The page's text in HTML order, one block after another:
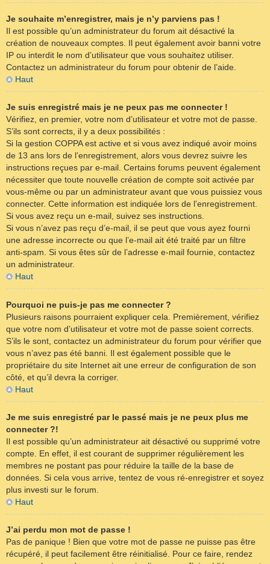
Je souhaite m’enregistrer, mais je n’y parviens pas !
Il est possible qu’un administrateur du forum ait désactivé la
création de nouveaux comptes. Il peut également avoir banni votre
IP ou interdit le nom d’utilisateur que vous souhaitez utiliser.
Contactez un administrateur du forum pour obtenir de l’aide.
Haut
Je suis enregistré mais je ne peux pas me connecter !
Vérifiez, en premier, votre nom d’utilisateur et votre mot de passe.
S’ils sont corrects, il y a deux possibilités :
Si la gestion COPPA est active et si vous avez indiqué avoir moins
de 13 ans lors de l’enregistrement, alors vous devrez suivre les
instructions reçues par e-mail. Certains forums peuvent également
nécessiter que toute nouvelle création de compte soit activée par
vous-même ou par un administrateur avant que vous puissiez vous
connecter. Cette information est indiquée lors de l’enregistrement.
Si vous avez reçu un e-mail, suivez ses instructions.
Si vous n’avez pas reçu d’e-mail, il se peut que vous ayez fourni
une adresse incorrecte ou que l’e-mail ait été traité par un filtre
anti-spam. Si vous êtes sûr de l’adresse e-mail fournie, contactez
un administrateur.
Haut
Pourquoi ne puis-je pas me connecter ?
Plusieurs raisons pourraient expliquer cela. Premièrement, vérifiez
que votre nom d’utilisateur et votre mot de passe soient corrects.
S’ils le sont, contactez un administrateur du forum pour vérifier que
vous n’avez pas été banni. Il est également possible que le
propriétaire du site Internet ait une erreur de configuration de son
côté, et qu’il devra la corriger.
Haut
Je me suis enregistré par le passé mais je ne peux plus me
connecter ?!
Il est possible qu’un administrateur ait désactivé ou supprimé votre
compte. En effet, il est courant de supprimer régulièrement les
membres ne postant pas pour réduire la taille de la base de
données. Si cela vous arrive, tentez de vous ré-enregistrer et soyez
plus investi sur le forum.
Haut
J’ai perdu mon mot de passe !
Pas de panique ! Bien que votre mot de passe ne puisse pas être
récupéré, il peut facilement être réinitialisé. Pour ce faire, rendez